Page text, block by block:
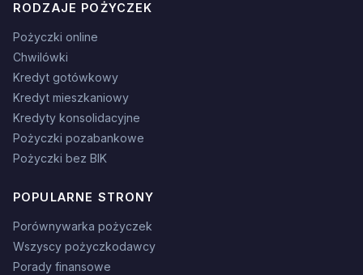
RODZAJE POŻYCZEK
Pożyczki online
Chwilówki
Kredyt gotówkowy
Kredyt mieszkaniowy
Kredyty konsolidacyjne
Pożyczki pozabankowe
Pożyczki bez BIK
POPULARNE STRONY
Porównywarka pożyczek
Wszyscy pożyczkodawcy
Porady finansowe